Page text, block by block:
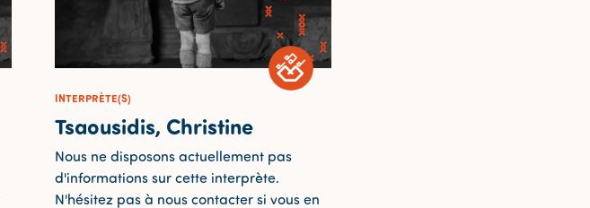
INTERPRÈTE(S)
Tsaousidis, Christine
Nous ne disposons actuellement pas
d'informations sur cette interprète.
N'hésitez pas à nous contacter si vous en